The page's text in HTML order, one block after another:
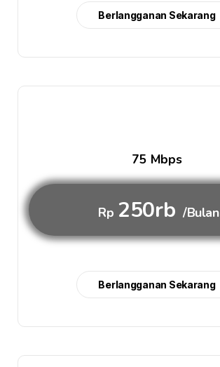
Berlangganan Sekarang
75 Mbps
Rp 250rb /Bulan
Berlangganan Sekarang